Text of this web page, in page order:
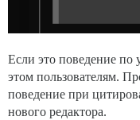
Если это поведение
этом пользователям.
поведение при
нового редактора.